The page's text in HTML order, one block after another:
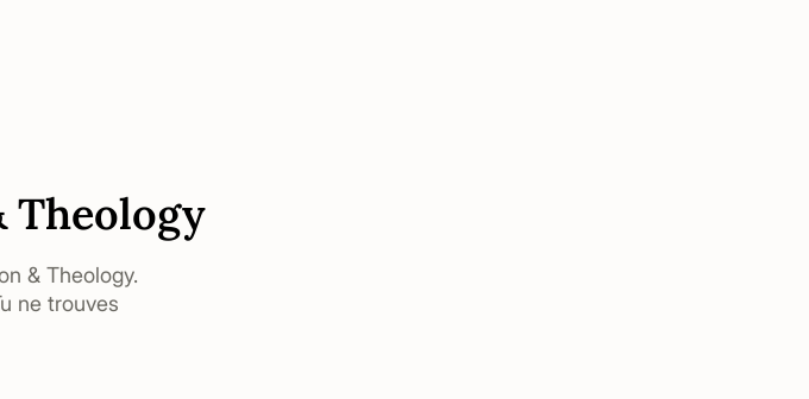
Theology
& Theology.
ne trouves